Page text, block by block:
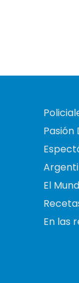
El
En las